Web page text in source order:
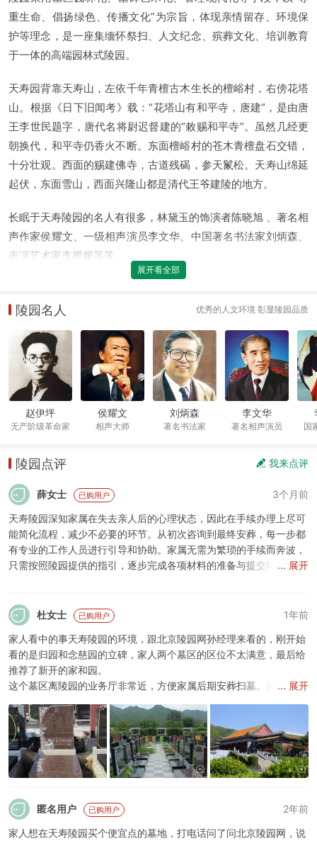
重生命、倡扬绿色、传播文化”为宗旨，体现亲情留存、环境保
护等理念，是一座集缅怀祭扫、人文纪念、殡葬文化、培训教育
于一体的高端园林式陵园。
天寿园背靠天寿山，左依千年青檀古木生长的檀峪村，右傍花塔
山。根据《日下旧闻考》载：“花塔山有和平寺，唐建”，是由唐
王李世民题字，唐代名将尉迟督建的“敕赐和平寺”。虽然几经更
朝换代，和平寺仍香火不断。东面檀峪村的苍木青檀盘石交错，
十分壮观。西面的赐建佛寺，古道残碣，参天鬣松。天寿山绵延
起伏，东面雪山，西面兴隆山都是清代王爷建陵的地方。
长眠于天寿陵园的名人有很多，林黛玉的饰演者陈晓旭 、著名相
声作家侯耀文、一级相声演员李文华、中国著名书法家刘炳森、
表演艺术家李媛媛等等。
陵园名人 优秀的人文环境 彰显陵园品质
赵伊坪
无产阶级革命家
侯耀文
相声大师
刘炳森
著名书法家
李文华
著名相声演员 国
陵园点评 我来点评
薛女士 已购用户
3个月前
天寿陵园深知家属在失去亲人后的心理状态，因此在手续办理上尽可
能简化流程，减少不必要的环节。从初次咨询到最终安葬，每一步都
有专业的工作人员进行引导和协助。家属无需为繁琐的手续而奔波，
只需按照陵园提供的指引，逐步完成各项材料的准备与提交即可。这
... 展开
杜女士 已购用户
1年前
家人看中的事天寿陵园的环境，跟北京陵园网孙经理来看的，刚开始
看的是归园和念慈园的立碑，家人两个墓区的区位不太满意，最后给
推荐了新开的家和园。
这个墓区离陵园的业务厅非常近，方便家属后期安葬扫墓。还有家和
天签了购墓合同。
... 展开
匿名用户 已购用户
2年前
家人想在天寿陵园买个便宜点的墓地，打电话问了问北京陵园网，说